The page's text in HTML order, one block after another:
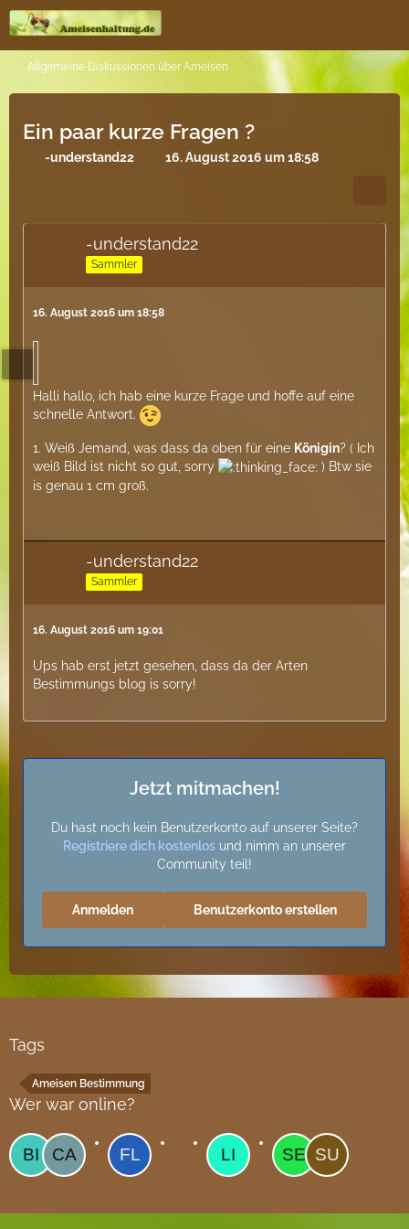
Allgemeine Diskussionen über Ameisen
Ein paar kurze Fragen ?
-understand22 16. August 2016 um 18:58
-understand22
Sammler
16. August 2016 um 18:58
Halli hallo, ich hab eine kurze Frage und hoffe auf eine
schnelle Antwort.
1. Weiß Jemand, was dass da oben für eine Königin? ( Ich
weiß Bild ist nicht so gut, sorry
) Btw sie
is genau 1 cm groß.
-understand22
Sammler
16. August 2016 um 19:01
Ups hab erst jetzt gesehen, dass da der Arten
Bestimmungs blog is sorry!
Jetzt mitmachen!
Du hast noch kein Benutzerkonto auf unserer Seite?
Registriere dich kostenlos und nimm an unserer
Community teil!
Benutzerkonto erstellen
Anmelden
Tags
Ameisen Bestimmung
Wer war online?